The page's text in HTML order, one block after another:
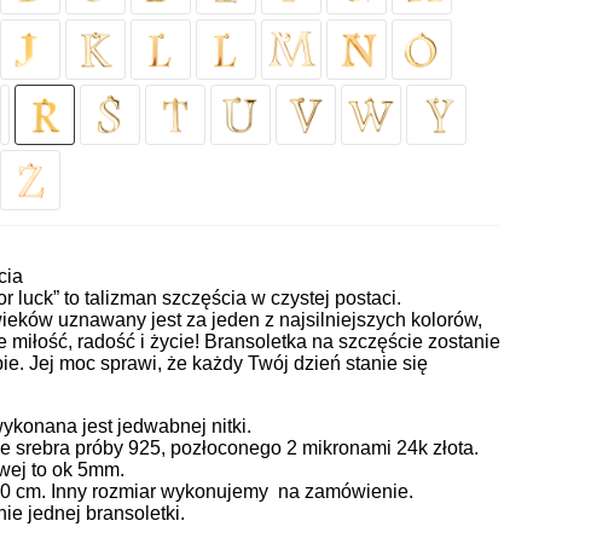
luck” to talizman szczęścia w czystej postaci.
uznawany jest za jeden z najsilniejszych kolorów,
miłość, radość i życie! Bransoletka na szczęście zostanie
Jej moc sprawi, że każdy Twój dzień stanie się
jest jedwabnej nitki.
srebra próby 925, pozłoconego 2 mikronami 24k złota.
to ok 5mm.
cm. Inny rozmiar wykonujemy na zamówienie.
jednej bransoletki.